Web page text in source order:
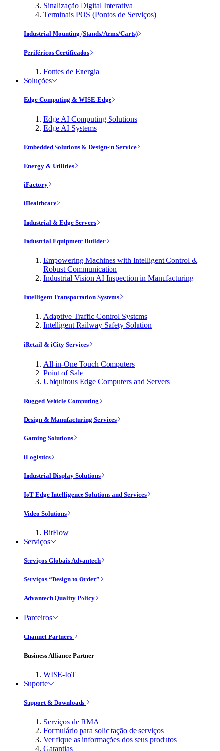
Sinalização Digital Interativa
Terminais POS (Pontos de Serviços)
Industrial Mounting (Stands/Arms/Carts)
Periféricos Certificados
Fontes de Energia
Soluções
Edge Computing & WISE-Edge
Edge AI Computing Solutions
Edge AI Systems
Embedded Solutions & Design-in Service
Energy & Utilities
iFactory
iHealthcare
Industrial & Edge Servers
Industrial Equipment Builder
Empowering Machines with Intelligent Control &
Robust Communication
Industrial Vision AI Inspection in Manufacturing
Intelligent Transportation Systems
Adaptive Traffic Control Systems
Intelligent Railway Safety Solution
iRetail & iCity Services
All-in-One Touch Computers
Point of Sale
Ubiquitous Edge Computers and Servers
Rugged Vehicle Computing
Design & Manufacturing Services
Gaming Solutions
iLogistics
Industrial Display Solutions
IoT Edge Intelligence Solutions and Services
Video Solutions
BitFlow
Serviços
Serviços Globais Advantech
Serviços “Design to Order”
Advantech Quality Policy
Parceiros
Channel Partners
Business Alliance Partner
WISE-IoT
Suporte
Support & Downloads
Serviços de RMA
Formulário para solicitação de serviços
Verifique as informações dos seus produtos
Garantias